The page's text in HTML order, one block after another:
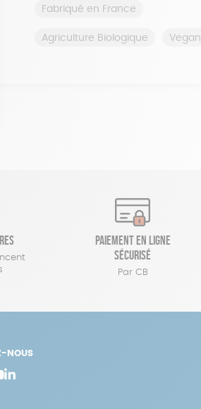
Fabriqué en France
Agriculture Biologique Vegan
Paiement en ligne
sécurisé
Par CB
NOUS